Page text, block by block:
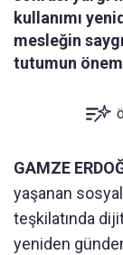
kullanımı
mesleğin
tutumun
GAMZE
yaşanan
teşkilatında
yeniden